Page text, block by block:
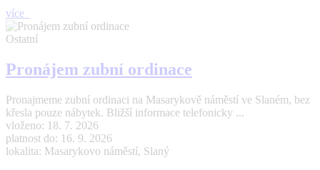
více
Ostatní
Pronájem zubní ordinace
Pronajmeme zubní ordinaci na Masarykově náměstí ve Slaném, bez
křesla pouze nábytek. Bližší informace telefonicky ...
vloženo: 18. 7. 2026
platnost do: 16. 9. 2026
lokalita: Masarykovo náměstí, Slaný